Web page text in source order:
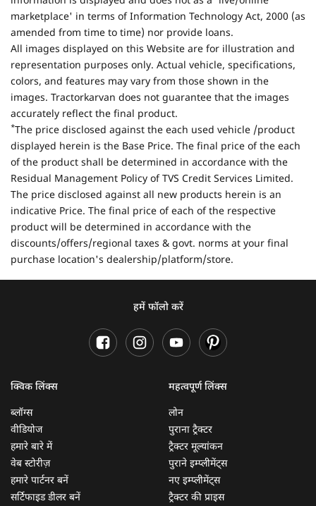
marketplace' in terms of Information Technology Act, 2000 (as
amended from time to time) nor provide loans.
All images displayed on this Website are for illustration and
representation purposes only. Actual vehicle, specifications,
colors, and features may vary from those shown in the
images. Tractorkarvan does not guarantee that the images
accurately reflect the final product.
*The price disclosed against the each used vehicle /product
displayed herein is the Base Price. The final price of the each
of the product shall be determined in accordance with the
Residual Management Policy of TVS Credit Services Limited.
The price disclosed against all new products herein is an
indicative Price. The final price of each of the respective
product will be determined in accordance with the
discounts/offers/regional taxes & govt. norms at your final
purchase location's dealership/platform/store.
हमें फॉलो करें
क्विक लिंक्स
ब्लॉग्स
वीडियोज
हमारे बारे में
वेब स्टोरीज़
हमारे पार्टनर बनें
सर्टिफाइड डीलर बनें
महत्वपूर्ण लिंक्स
लोन
पुराना ट्रैक्टर
ट्रैक्टर मूल्यांकन
पुराने इम्प्लीमेंट्स
नए इम्प्लीमेंट्स
ट्रैक्टर की प्राइस